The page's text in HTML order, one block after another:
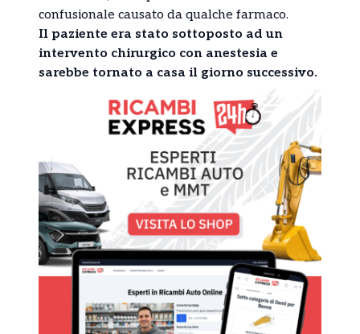
confusionale causato da qualche farmaco.
Il paziente era stato sottoposto ad un
intervento chirurgico con anestesia e
sarebbe tornato a casa il giorno successivo.